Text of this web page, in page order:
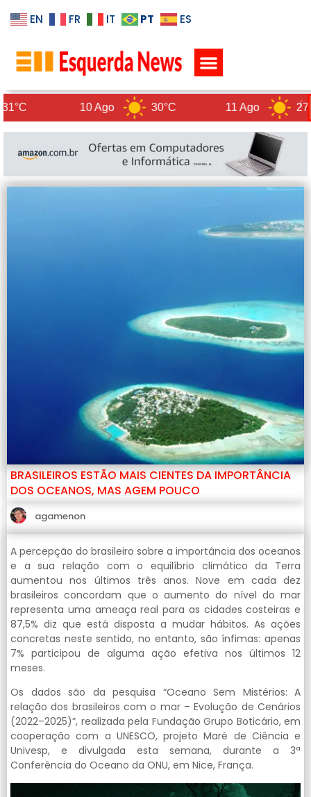
30°C 27°C
BRASILEIROS ESTÃO MAIS CIENTES DA IMPORTÂNCIA
DOS OCEANOS, MAS AGEM POUCO
agamenon
A percepção do brasileiro sobre a importância dos oceanos
e a sua relação com o equilíbrio climático da Terra
aumentou nos últimos três anos. Nove em cada dez
brasileiros concordam que o aumento do nível do mar
representa uma ameaça real para as cidades costeiras e
87,5% diz que está disposta a mudar hábitos. As ações
concretas neste sentido, no entanto, são ínfimas: apenas
7% participou de alguma ação efetiva nos últimos 12
meses.
Os dados são da pesquisa “Oceano Sem Mistérios: A
relação dos brasileiros com o mar – Evolução de Cenários
(2022–2025)”, realizada pela Fundação Grupo Boticário, em
cooperação com a UNESCO, projeto Maré de Ciência e
Univesp, e divulgada esta semana, durante a 3ª
Conferência do Oceano da ONU, em Nice, França.
EN FR IT PT ES